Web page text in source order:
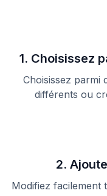
1. Choisissez
Choisissez parmi
différents ou
2.
Modifiez facilement